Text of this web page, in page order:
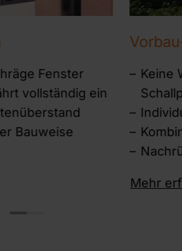
Fenster
vollständig ein
Bauweise
Keine
Mehr